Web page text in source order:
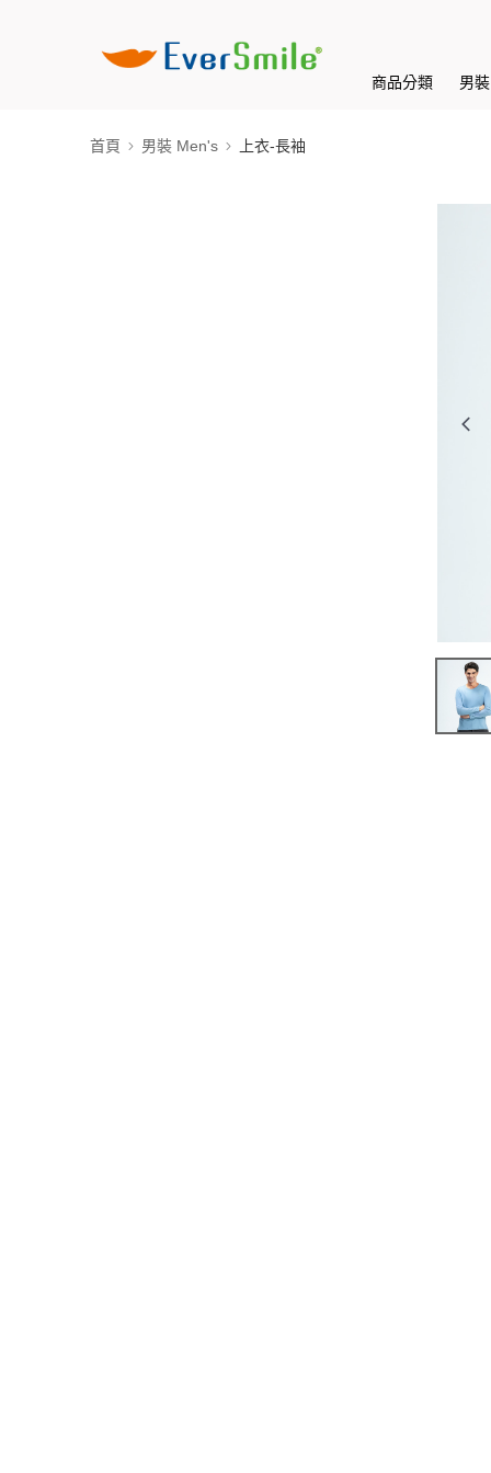
商品分類 男
首頁 男裝 Men's 上衣-長袖